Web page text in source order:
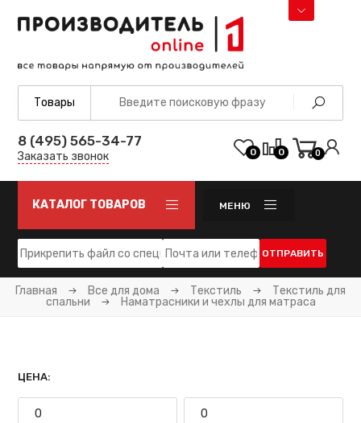
8 (495) 565-34-77
Заказать звонок 0 0 0
КАТАЛОГ ТОВАРОВ МЕНЮ
ОТПРАВИТЬ
Главная Все для дома Текстиль
Текстиль для
спальни
Наматрасники и чехлы для матраса
ЦЕНА: